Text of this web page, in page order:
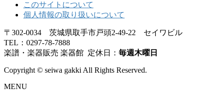
このサイトについて
個人情報の取り扱いについて
〒302-0034 茨城県取手市戸頭2-49-22 セイワビル
TEL：0297-78-7888
楽譜・楽器販売 楽器館 定休日： 毎週木曜日
Copyright © seiwa gakki All Rights Reserved.
MENU